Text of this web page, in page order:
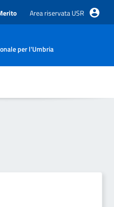
Area riservata USR
per l'Umbria